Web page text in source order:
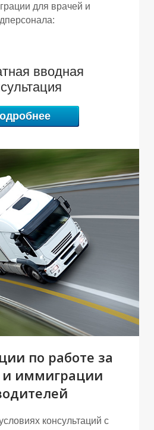
для врачей и
вводная
по работе за
иммиграции
консультаций с